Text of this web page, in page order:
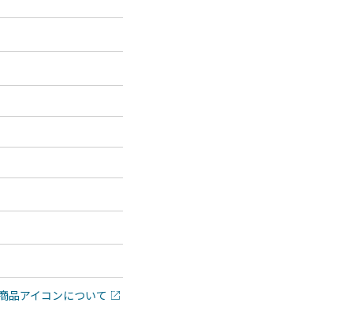
品アイコンについて